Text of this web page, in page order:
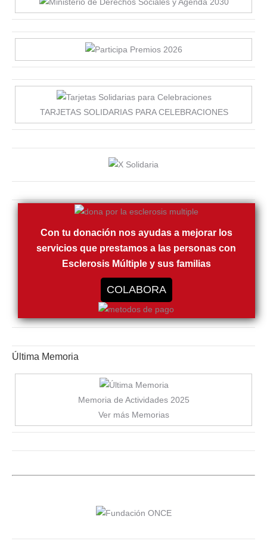
TARJETAS SOLIDARIAS PARA CELEBRACIONES
Con tu donación nos ayudas a mejorar los
servicios que prestamos a las personas con
Esclerosis Múltiple y sus familias
COLABORA
Última Memoria
Memoria de Actividades 2025
Ver más Memorias